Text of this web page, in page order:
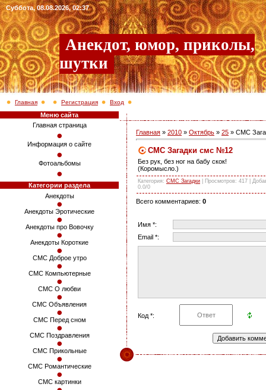
Суббота, 08.08.2026, 02:37
Анекдот, юмор, приколы,
шутки
Главная Регистрация Вход
Меню сайта
Главная страница
Информация о сайте
Фотоальбомы
Категории раздела
Анекдоты
Анекдоты Эротические
Анекдоты про Вовочку
Анекдоты Короткие
СМС Доброе утро
СМС Компьютерные
СМС О любви
СМС Объявления
СМС Перед сном
СМС Поздравления
СМС Прикольные
СМС Романтические
СМС картинки
Главная » 2010 » Октябрь » 25 » СМС
СМС Загадки смс №12
Без рук, без ног на бабу скок!
(Коромысло.)
Категория: СМС Загадки Просмотров: 417 |
0.0/0
Всего комментариев: 0
Имя *:
Email *:
Код *: